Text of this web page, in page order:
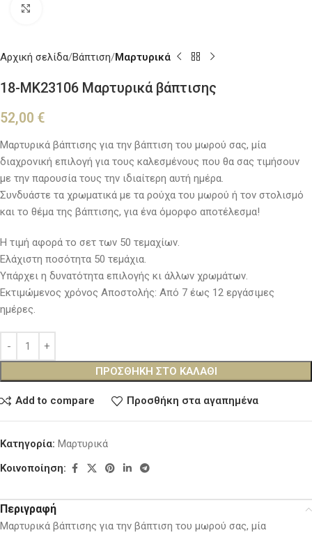
Αρχική σελίδα Βάπτιση Μαρτυρικά
18-ΜΚ23106 Μαρτυρικά βάπτισης
52,00 €
Μαρτυρικά βάπτισης για την βάπτιση του μωρού σας, μία
διαχρονική επιλογή για τους καλεσμένους που θα σας τιμήσουν
με την παρουσία τους την ιδιαίτερη αυτή ημέρα.
Συνδυάστε τα χρωματικά με τα ρούχα του μωρού ή τον στολισμό
και το θέμα της βάπτισης, για ένα όμορφο αποτέλεσμα!
Η τιμή αφορά το σετ των 50 τεμαχίων.
Ελάχιστη ποσότητα 50 τεμάχια.
Υπάρχει η δυνατότητα επιλογής κι άλλων χρωμάτων.
Εκτιμώμενος χρόνος Αποστολής: Από 7 έως 12 εργάσιμες
ημέρες.
ΠΡΟΣΘΉΚΗ ΣΤΟ ΚΑΛΆΘΙ
Add to compare Προσθήκη στα αγαπημένα
Κατηγορία: Μαρτυρικά
Κοινοποίηση:
Περιγραφή
Μαρτυρικά βάπτισης για την βάπτιση του μωρού σας, μία